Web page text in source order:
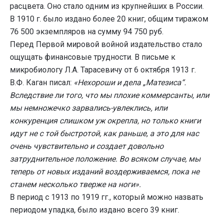
расцвета. Оно стало одним из крупнейших в России.
В 1910 г. было издано более 20 книг, общим тиражом
76 500 экземпляров на сумму 94 750 руб.
Перед Первой мировой войной издательство стало
ощущать финансовые трудности. В письме к
микробиологу Л.А. Тарасевичу от 6 октября 1913 г.
В.Ф. Каган писал: «Нехороши и дела „Матезиса“.
Вследствие ли того, что мы плохие коммерсанты, или
мы немножечко зарвались-увлеклись, или
конкуренция слишком уж окрепла, но только книги
идут не с той быстротой, как раньше, а это для нас
очень чувствительно и создает довольно
затруднительное положение. Во всяком случае, мы
теперь от новых изданий воздерживаемся, пока не
станем несколько тверже на ноги».
В период с 1913 по 1919 гг., который можно назвать
периодом упадка, было издано всего 39 книг.